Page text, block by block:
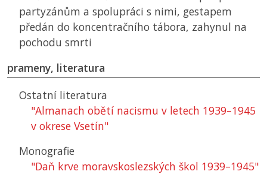
partyzánům a spolupráci s nimi, gestapem
předán do koncentračního tábora, zahynul na
pochodu smrti
prameny, literatura
Ostatní literatura
"Almanach obětí nacismu v letech 1939–1945
v okrese Vsetín"
Monografie
"Daň krve moravskoslezských škol 1939–1945"